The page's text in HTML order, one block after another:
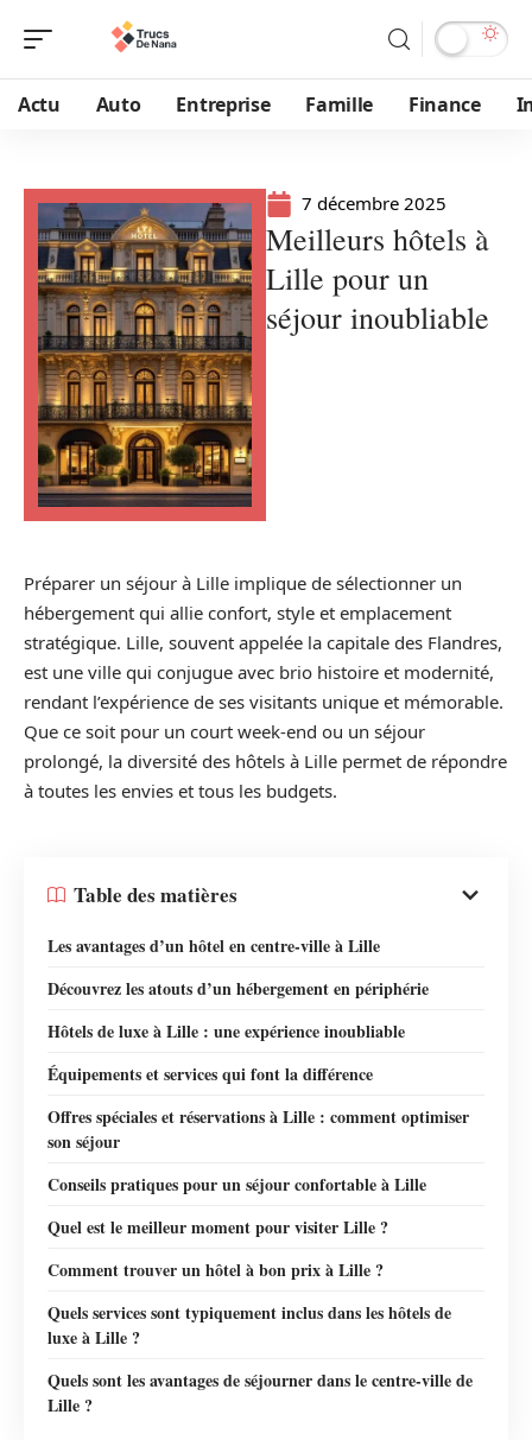
Actu Auto Entreprise Famille Finance
7 décembre 2025
Meilleurs hôtels à
Lille pour un
séjour inoubliable
Préparer un séjour à Lille implique de sélectionner un
hébergement qui allie confort, style et emplacement
stratégique. Lille, souvent appelée la capitale des Flandres,
est une ville qui conjugue avec brio histoire et modernité,
rendant l’expérience de ses visitants unique et mémorable.
Que ce soit pour un court week-end ou un séjour
prolongé, la diversité des hôtels à Lille permet de répondre
à toutes les envies et tous les budgets.
Table des matières
Les avantages d’un hôtel en centre-ville à Lille
Découvrez les atouts d’un hébergement en périphérie
Hôtels de luxe à Lille : une expérience inoubliable
Équipements et services qui font la différence
Offres spéciales et réservations à Lille : comment optimiser
son séjour
Conseils pratiques pour un séjour confortable à Lille
Quel est le meilleur moment pour visiter Lille ?
Comment trouver un hôtel à bon prix à Lille ?
Quels services sont typiquement inclus dans les hôtels de
luxe à Lille ?
Quels sont les avantages de séjourner dans le centre-ville de
Lille ?